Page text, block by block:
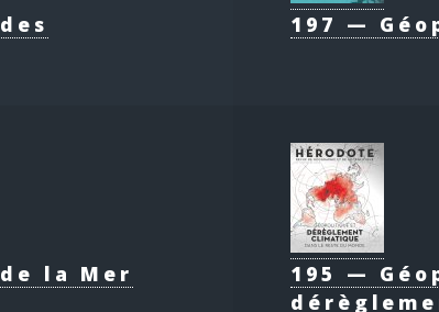
197 —
la Mer
195 —